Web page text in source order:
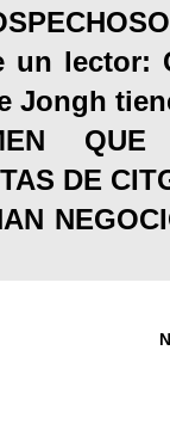
un lector:
Jongh
DE